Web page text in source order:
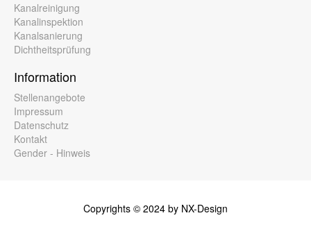
Kanalreinigung
Kanalinspektion
Kanalsanierung
Dichtheitsprüfung
Information
Stellenangebote
Impressum
Datenschutz
Kontakt
Gender - Hinweis
Copyrights © 2024 by NX-Design